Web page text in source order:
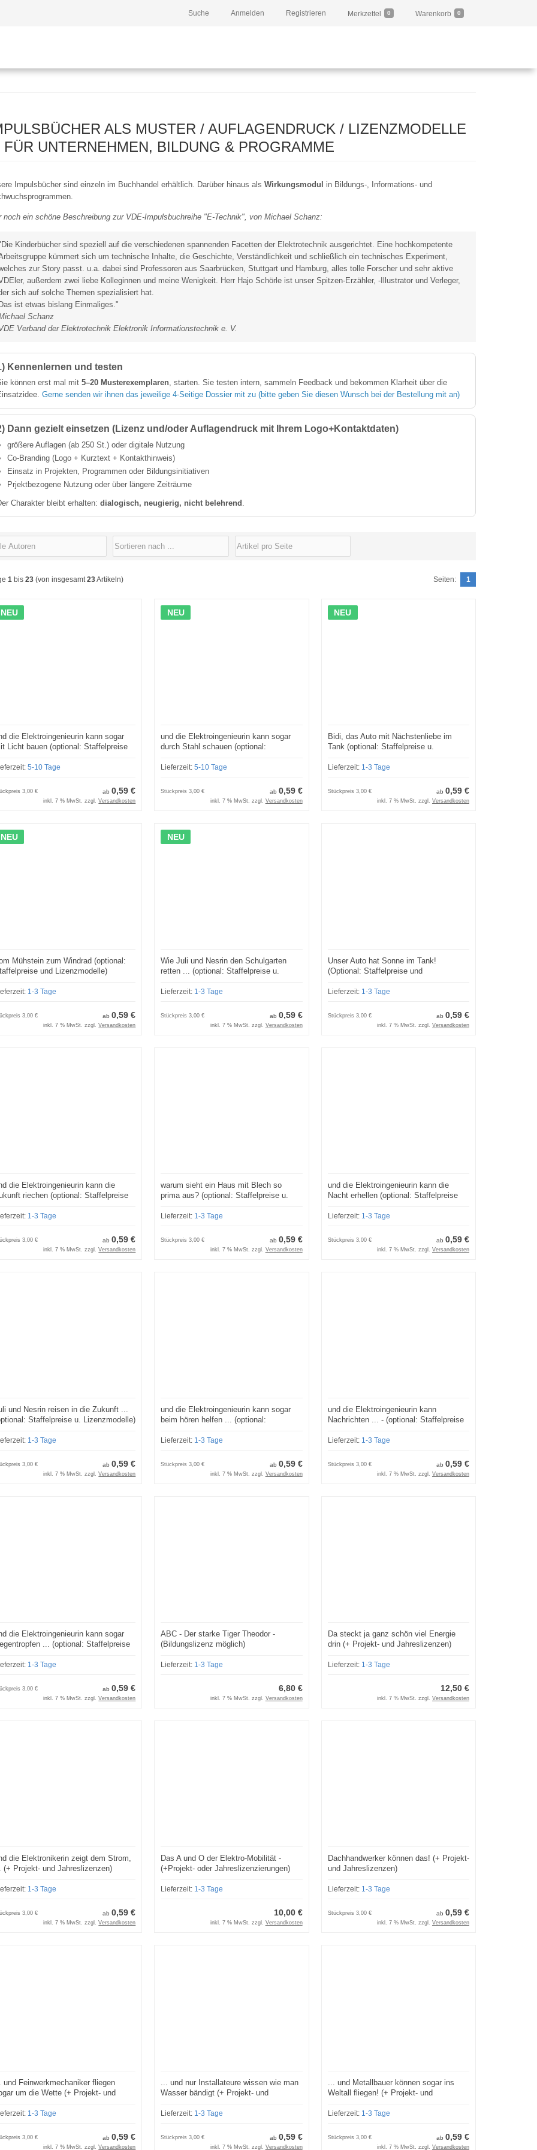
Warenkorb 0
Merkzettel 0
Registrieren
Anmelden
Suche
ALS MUSTER / AUFLAGENDRUCK / LIZENZMODELLE
FÜR UNTERNEHMEN, BILDUNG & PROGRAMME
Impulsbücher sind einzeln im Buchhandel erhältlich. Darüber hinaus als Wirkungsmodul
in Bildungs-, Informations- und
noch ein schöne Beschreibung zur VDE-Impulsbuchreihe "E-Technik", von Michael Schanz:
Kinderbücher sind speziell auf die verschiedenen spannenden Facetten der Elektrotechnik ausgerichtet. Eine hochkompetente
kümmert sich um technische Inhalte, die Geschichte, Verständlichkeit und schließlich ein technisches Experiment,
zur Story passt. u.a. dabei sind Professoren aus Saarbrücken, Stuttgart und Hamburg, alles tolle Forscher und sehr aktive
außerdem zwei liebe Kolleginnen und meine Wenigkeit. Herr Hajo Schörle ist unser Spitzen-Erzähler, -Illustrator und Verleger,
sich auf solche Themen spezialisiert hat.
Das ist etwas bislang Einmaliges."
Schanz
Verband der Elektrotechnik Elektronik Informationstechnik e. V.
Kennenlernen und testen
können erst mal mit 5–20 Musterexemplaren, starten. Sie testen intern, sammeln Feedback und bekommen Klarheit über die
Gerne senden wir ihnen das jeweilige 4-Seitige Dossier mit zu (bitte geben Sie diesen Wunsch bei der Bestellung mit an)
Dann gezielt einsetzen (Lizenz und/oder Auflagendruck mit Ihrem Logo+Kontaktdaten)
größere Auflagen (ab 250 St.) oder digitale Nutzung
Co-Branding (Logo + Kurztext + Kontakthinweis)
Einsatz in Projekten, Programmen oder Bildungsinitiativen
Prjektbezogene Nutzung oder über längere Zeiträume
Charakter bleibt erhalten: dialogisch, neugierig, nicht belehrend .
1 bis 23 (von insgesamt23Artikeln) Seiten: 1
NEU
die Elektroingenieurin kann sogar
Licht bauen (optional: Staffelpreise
5-10 Tage
ab0,59 €
3,00 €
inkl. 7 % MwSt. zzgl.Versandkosten
NEU
und die Elektroingenieurin kann sogar
durch Stahl schauen (optional:
Lieferzeit:5-10 Tage
ab 0,59 €
Stückpreis3,00 €
inkl. 7 % MwSt. zzgl. Versandkosten
NEU
Bidi, das Auto mit Nächstenliebe im
Tank (optional: Staffelpreise u.
Lieferzeit: 1-3 Tage
ab 0,59 €
Stückpreis 3,00 €
inkl. 7 % MwSt. zzgl. Versandkosten
NEU
Mühstein zum Windrad (optional:
und Lizenzmodelle)
1-3 Tage
ab0,59 €
3,00 €
inkl. 7 % MwSt. zzgl.Versandkosten
NEU
Wie Juli und Nesrin den Schulgarten
retten ... (optional: Staffelpreise u.
Lieferzeit: 1-3 Tage
ab 0,59 €
Stückpreis3,00 €
inkl. 7 % MwSt. zzgl. Versandkosten
Unser Auto hat Sonne im Tank!
(Optional: Staffelpreise und
Lieferzeit: 1-3 Tage
ab 0,59 €
Stückpreis 3,00 €
inkl. 7 % MwSt. zzgl. Versandkosten
die Elektroingenieurin kann die
riechen (optional: Staffelpreise
1-3 Tage
ab0,59 €
3,00 €
inkl. 7 % MwSt. zzgl.Versandkosten
warum sieht ein Haus mit Blech so
prima aus? (optional: Staffelpreise u.
Lieferzeit: 1-3 Tage
ab 0,59 €
Stückpreis3,00 €
inkl. 7 % MwSt. zzgl. Versandkosten
und die Elektroingenieurin kann die
Nacht erhellen (optional: Staffelpreise
Lieferzeit: 1-3 Tage
ab 0,59 €
Stückpreis 3,00 €
inkl. 7 % MwSt. zzgl. Versandkosten
und Nesrin reisen in die Zukunft ...
Staffelpreise u. Lizenzmodelle)
1-3 Tage
ab0,59 €
3,00 €
inkl. 7 % MwSt. zzgl.Versandkosten
und die Elektroingenieurin kann sogar
beim hören helfen ... (optional:
Lieferzeit: 1-3 Tage
ab 0,59 €
Stückpreis3,00 €
inkl. 7 % MwSt. zzgl. Versandkosten
und die Elektroingenieurin kann
Nachrichten ... - (optional: Staffelpreise
Lieferzeit: 1-3 Tage
ab 0,59 €
Stückpreis 3,00 €
inkl. 7 % MwSt. zzgl. Versandkosten
die Elektroingenieurin kann sogar
... (optional: Staffelpreise
1-3 Tage
ab0,59 €
3,00 €
inkl. 7 % MwSt. zzgl.Versandkosten
ABC - Der starke Tiger Theodor -
(Bildungslizenz möglich)
Lieferzeit: 1-3 Tage
6,80 €
inkl. 7 % MwSt. zzgl. Versandkosten
Da steckt ja ganz schön viel Energie
drin (+ Projekt- und Jahreslizenzen)
Lieferzeit: 1-3 Tage
12,50 €
inkl. 7 % MwSt. zzgl. Versandkosten
die Elektronikerin zeigt dem Strom,
(+ Projekt- und Jahreslizenzen)
1-3 Tage
ab0,59 €
3,00 €
inkl. 7 % MwSt. zzgl.Versandkosten
Das A und O der Elektro-Mobilität -
(+Projekt- oder Jahreslizenzierungen)
Lieferzeit: 1-3 Tage
10,00 €
inkl. 7 % MwSt. zzgl. Versandkosten
Dachhandwerker können das! (+ Projekt-
und Jahreslizenzen)
Lieferzeit: 1-3 Tage
ab 0,59 €
Stückpreis 3,00 €
inkl. 7 % MwSt. zzgl. Versandkosten
und Feinwerkmechaniker fliegen
um die Wette (+ Projekt- und
1-3 Tage
ab0,59 €
3,00 €
inkl. 7 % MwSt. zzgl.Versandkosten
... und nur Installateure wissen wie man
Wasser bändigt (+ Projekt- und
Lieferzeit: 1-3 Tage
ab 0,59 €
Stückpreis3,00 €
inkl. 7 % MwSt. zzgl. Versandkosten
... und Metallbauer können sogar ins
Weltall fliegen! (+ Projekt- und
Lieferzeit: 1-3 Tage
ab 0,59 €
Stückpreis 3,00 €
inkl. 7 % MwSt. zzgl. Versandkosten